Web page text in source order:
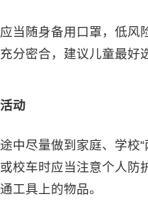
随身备用口罩，低风险
分密合，建议儿童最好
动
尽量做到家庭、学校“
校车时应当注意个人
工具上的物品。